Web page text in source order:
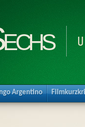
Argentino